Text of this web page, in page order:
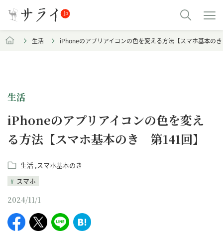
生活 iPhoneのアプリアイコンの色を変える方法【スマホ基本の
生活
iPhoneのアプリアイコンの色を変え
る方法【スマホ基本のき 第141回】
生活 スマホ基本のき
スマホ
2024/11/1